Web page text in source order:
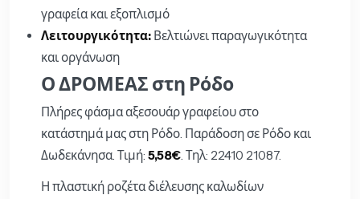
γραφεία και εξοπλισμό
Λειτουργικότητα: Βελτιώνει παραγωγικότητα
και οργάνωση
Ο ΔΡΟΜΕΑΣ στη Ρόδο
Πλήρες φάσμα αξεσουάρ γραφείου στο
κατάστημά μας στη Ρόδο. Παράδοση σε Ρόδο και
Δωδεκάνησα. Τιμή:5,58€. Τηλ: 22410 21087.
Η πλαστική ροζέτα διέλευσης καλωδίων